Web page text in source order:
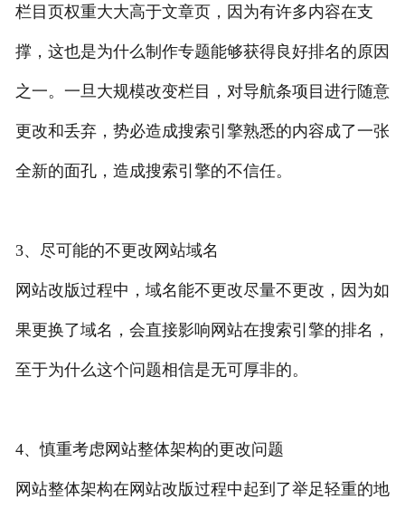
栏目页权重大大高于文章页，因为有许多内容在支
撑，这也是为什么制作专题能够获得良好排名的原因
之一。一旦大规模改变栏目，对导航条项目进行随意
更改和丢弃，势必造成搜索引擎熟悉的内容成了一张
全新的面孔，造成搜索引擎的不信任。
3、尽可能的不更改网站域名
网站改版过程中，域名能不更改尽量不更改，因为如
果更换了域名，会直接影响网站在搜索引擎的排名，
至于为什么这个问题相信是无可厚非的。
4、慎重考虑网站整体架构的更改问题
网站整体架构在网站改版过程中起到了举足轻重的地